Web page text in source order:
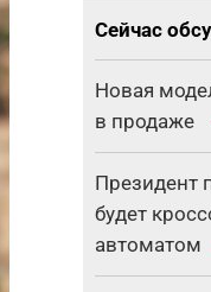
Сейчас
Новая
в продаже
Президент
будет
автоматом